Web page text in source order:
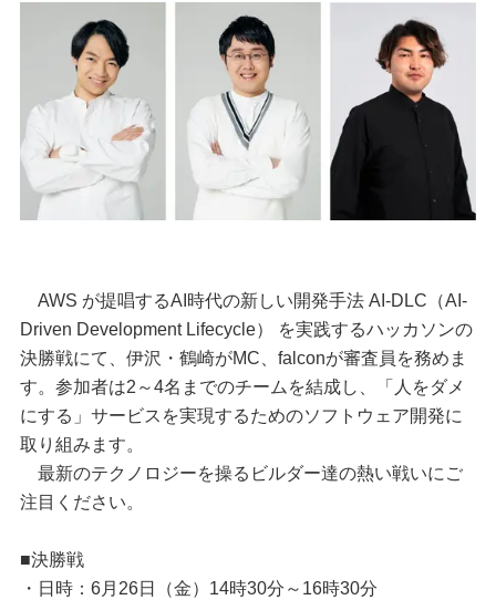
AWS が提唱するAI時代の新しい開発手法 AI-DLC（AI-
Driven Development Lifecycle） を実践するハッカソンの
決勝戦にて、伊沢・鶴崎がMC、falconが審査員を務めま
す。参加者は2～4名までのチームを結成し、「人をダメ
にする」サービスを実現するためのソフトウェア開発に
取り組みます。
最新のテクノロジーを操るビルダー達の熱い戦いにご
注目ください。
■決勝戦
・日時：6月26日（金）14時30分～16時30分